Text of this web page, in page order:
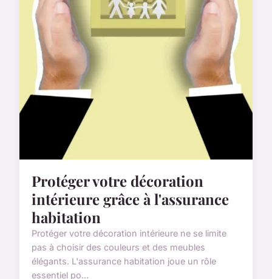
Protéger votre décoration
intérieure grâce à l'assurance
habitation
Protéger votre décoration intérieure ne se limite
pas à choisir des couleurs et des meubles
élégants. L'assurance habitation joue un rôle
essentiel po...